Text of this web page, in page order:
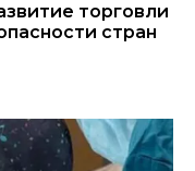
торговли
стран